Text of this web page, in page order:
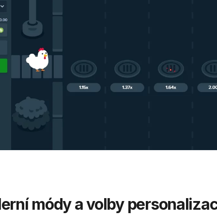
módy a volby